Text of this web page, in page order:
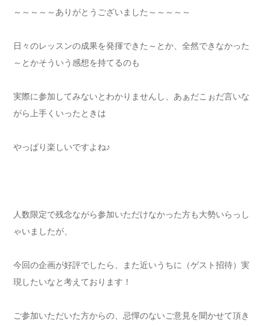
～～～～～ありがとうございました～～～～～
日々のレッスンの成果を発揮できた～とか、全然できなかった
～とかそういう感想を持てるのも
実際に参加してみないとわかりませんし、あぁだこぉだ言いな
がら上手くいったときは
やっぱり楽しいですよね♪
人数限定で残念ながら参加いただけなかった方も大勢いらっし
ゃいましたが、
今回の企画が好評でしたら、また近いうちに（ゲスト招待）実
現したいなと考えております！
ご参加いただいた方からの、忌憚のないご意見を聞かせて頂き